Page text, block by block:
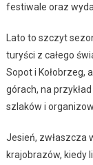
festiwale oraz
Lato to szczyt
turyści z całego
Sopot i Kołobrzeg,
górach, na
szlaków i
Jesień, zwłaszcza
krajobrazów, kiedy